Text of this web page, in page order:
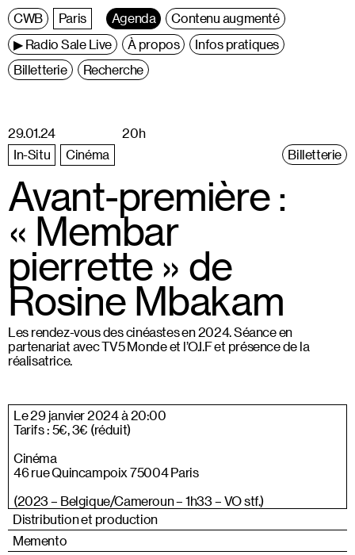
Centre
Wallonie
Bruxelles
Paris Agenda
Contenu augmenté
▶ Radio Sale Live
À propos
Infos pratiques
Billetterie
Recherche
29.01.24
20h
In-Situ
Cinéma Billetterie
Avant-première :
« Membar
pierrette » de
Rosine Mbakam
Les rendez-vous des cinéastes en 2024. Séance en
partenariat avec TV5 Monde et l’O.I.F et présence de la
réalisatrice.
Le 29 janvier 2024 à 20:00
Tarifs : 5€, 3€ (réduit)
Cinéma
46 rue Quincampoix 75004 Paris
(2023 – Belgique/Cameroun – 1h33 – VO stf.)
Distribution et production
Memento